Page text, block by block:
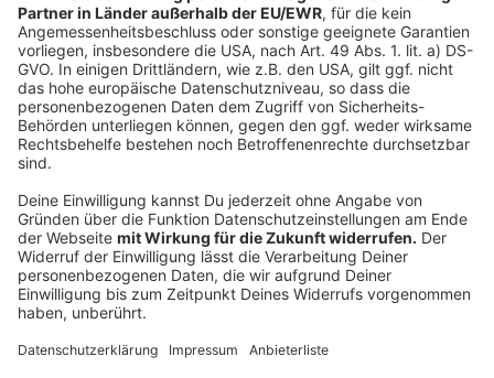
Moment nicht länger. Tim kann seinen noch bis 2028
tragen: "2028 kommt kein Neuer, zumindest nicht mehr
fürs Bezahlen. Es gibt in der Zwischenzeit viele
Alternativen. Ich trage ja auch einen Bezahlring. Der
kann natürlich gestohlen werden oder verloren gehen.
Das ist der einzige Nachteil. Dafür muss ich nicht mehr
Wenn es eine dauerhafte Lösung gäbe, würde ich die
wieder einpflanzen lassen."
Anzeige